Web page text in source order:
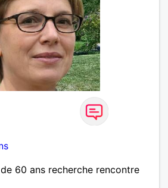
60 ans recherche rencontre